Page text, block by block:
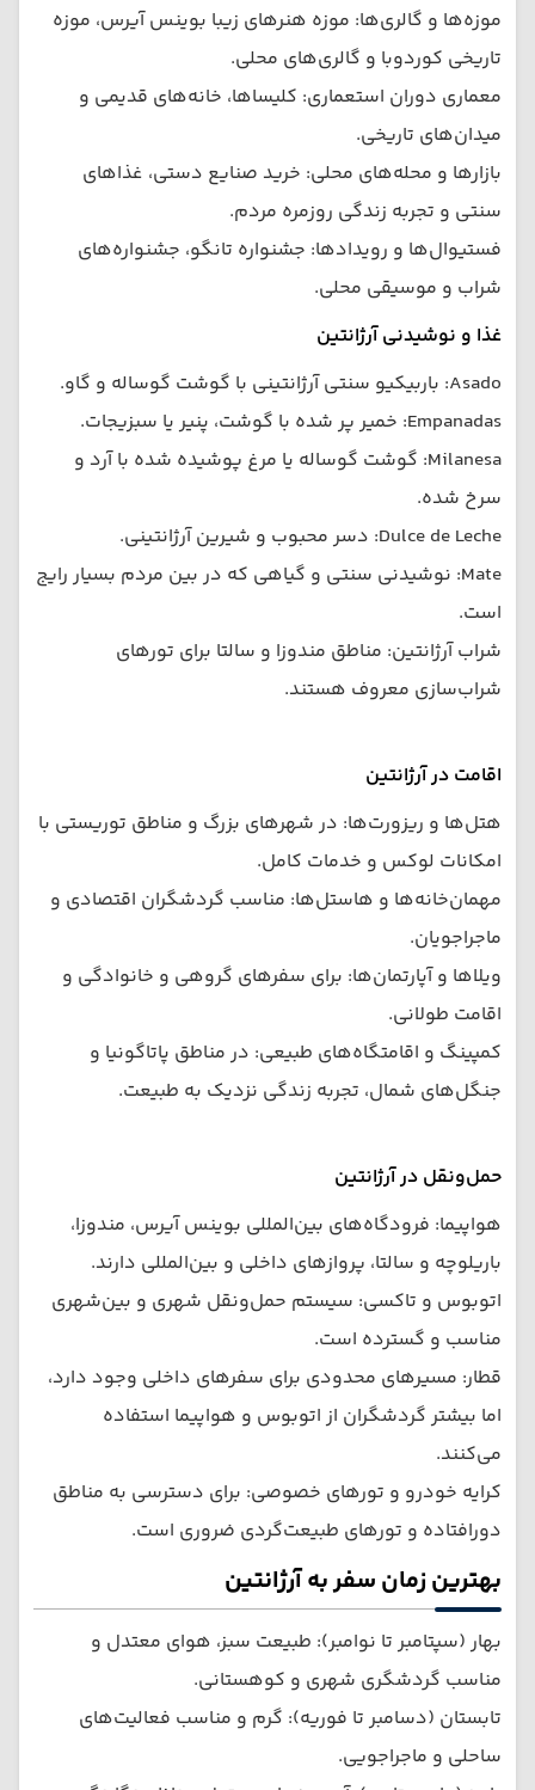
موزه‌ها و گالری‌ها: موزه هنرهای زیبا بوینس آیرس، موزه
تاریخی کوردوبا و گالری‌های محلی.
معماری دوران استعماری: کلیساها، خانه‌های قدیمی و
میدان‌های تاریخی.
بازارها و محله‌های محلی: خرید صنایع دستی، غذاهای
سنتی و تجربه زندگی روزمره مردم.
فستیوال‌ها و رویدادها: جشنواره تانگو، جشنواره‌های
شراب و موسیقی محلی.
غذا و نوشیدنی آرژانتین
Asado: باربیکیو سنتی آرژانتینی با گوشت گوساله و گاو.
Empanadas: خمیر پر شده با گوشت، پنیر یا سبزیجات.
Milanesa: گوشت گوساله یا مرغ پوشیده شده با آرد و
سرخ شده.
Dulce de Leche: دسر محبوب و شیرین آرژانتینی.
Mate: نوشیدنی سنتی و گیاهی که در بین مردم بسیار رایج
است.
شراب آرژانتین: مناطق مندوزا و سالتا برای تورهای
شراب‌سازی معروف هستند.
اقامت در آرژانتین
هتل‌ها و ریزورت‌ها: در شهرهای بزرگ و مناطق توریستی با
امکانات لوکس و خدمات کامل.
مهمان‌خانه‌ها و هاستل‌ها: مناسب گردشگران اقتصادی و
ماجراجویان.
ویلاها و آپارتمان‌ها: برای سفرهای گروهی و خانوادگی و
اقامت طولانی.
کمپینگ و اقامتگاه‌های طبیعی: در مناطق پاتاگونیا و
جنگل‌های شمال، تجربه زندگی نزدیک به طبیعت.
حمل‌ونقل در آرژانتین
هواپیما: فرودگاه‌های بین‌المللی بوینس آیرس، مندوزا،
باریلوچه و سالتا، پروازهای داخلی و بین‌المللی دارند.
اتوبوس و تاکسی: سیستم حمل‌ونقل شهری و بین‌شهری
مناسب و گسترده است.
قطار: مسیرهای محدودی برای سفرهای داخلی وجود دارد،
اما بیشتر گردشگران از اتوبوس و هواپیما استفاده
می‌کنند.
کرایه خودرو و تورهای خصوصی: برای دسترسی به مناطق
دورافتاده و تورهای طبیعت‌گردی ضروری است.
بهترین زمان سفر به آرژانتین
بهار (سپتامبر تا نوامبر): طبیعت سبز، هوای معتدل و
مناسب گردشگری شهری و کوهستانی.
تابستان (دسامبر تا فوریه): گرم و مناسب فعالیت‌های
ساحلی و ماجراجویی.